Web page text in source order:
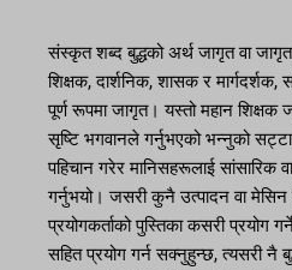
संस्कृत शब्द बुद्धको अर्थ जागृत वा जागृत
शिक्षक, दार्शनिक, शासक र मार्गदर्शक,
पूर्ण रूपमा जागृत। यस्तो महान
सृष्टि भगवानले गर्नुभएको भन्नुको
पहिचान गरेर मानिसहरूलाई सांसारिक
गर्नुभयो। जसरी कुनै उत्पादन वा मेसिन
प्रयोगकर्ताको पुस्तिका कसरी प्रयोग
सहित प्रयोग गर्न सक्नुहुन्छ, त्यसरी नै